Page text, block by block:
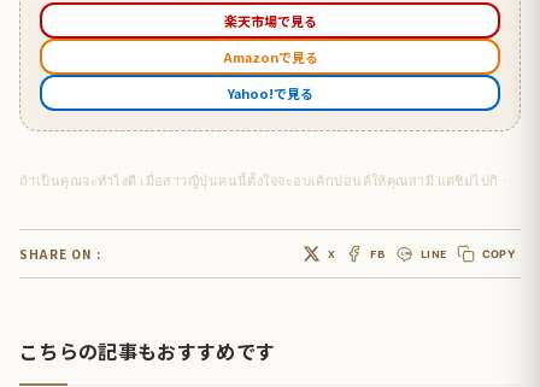
楽天市場で見る
Amazonで見る
Yahoo!で見る
ถ้าเป็นคุณจะทำไงดี เมื่อสาวญี่ปุ่นคนนี้ตั้งใจจะอบเค้กปอนด์ให้คุณสามี แต่ชิมไปกินมาเหลือแค่นี้ซะแล้ว
SHARE ON : X FB LINE COPY
こちらの記事もおすすめです